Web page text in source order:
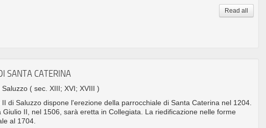
Read all
SANTA CATERINA
Saluzzo ( sec. XIII; XVI; XVIII )
di Saluzzo dispone l'erezione della parrocchiale di Santa Caterina nel 1204.
Giulio II, nel 1506, sarà eretta in Collegiata. La riedificazione nelle forme
al 1704.